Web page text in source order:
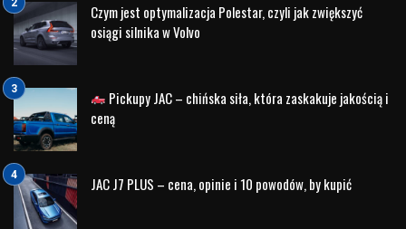
Sprawdzi się także jako wyjątkowy prezent –
szczególnie dla kogoś, kto ceni markę Škoda lub ma z
nią sentyment.
Kilka wskazówek przed zakupem
Upewnij się, że kod produktu to 6V9099300 F9F– to
potwierdzi, że wybierasz właściwy model w wersji